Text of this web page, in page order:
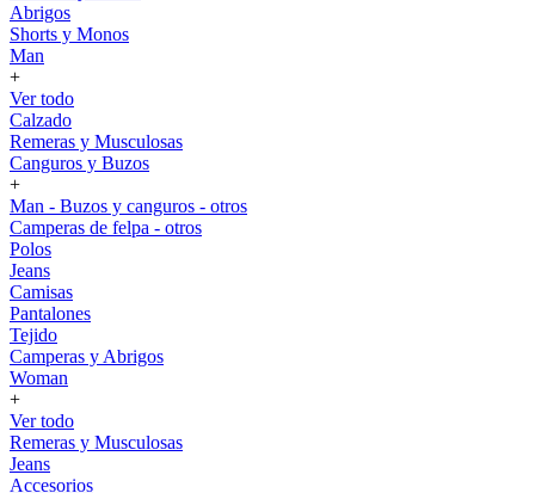
Abrigos
Shorts y Monos
Man
+
Ver todo
Calzado
Remeras y Musculosas
Canguros y Buzos
+
Man - Buzos y canguros - otros
Camperas de felpa - otros
Polos
Jeans
Camisas
Pantalones
Tejido
Camperas y Abrigos
Woman
+
Ver todo
Remeras y Musculosas
Jeans
Accesorios